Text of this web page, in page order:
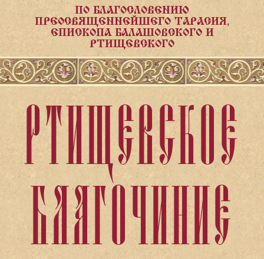
ПО БЛАГОСЛОВЕНИЮ
ПРЕОСВЯЩЕННЕЙШЕГО ТАРАСИЯ,
ЕПИСКОПА БАЛАШОВСКОГО И
РТИЩЕВСКОГО
РТИЩЕВСКОЕ
БЛАГОЧИНИЕ